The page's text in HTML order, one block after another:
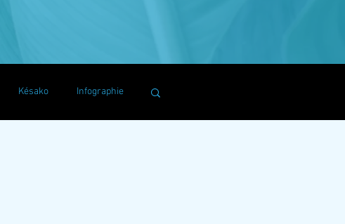
Késako Infographie